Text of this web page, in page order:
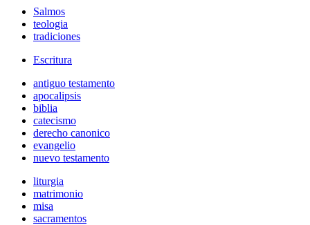
Salmos
teologia
tradiciones
Escritura
antiguo testamento
apocalipsis
biblia
catecismo
derecho canonico
evangelio
nuevo testamento
liturgia
matrimonio
misa
sacramentos